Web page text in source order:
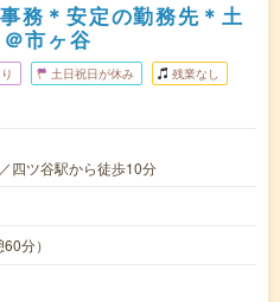
務＊安定の勤務先＊土
市ヶ谷
土日祝日が休み 残業なし
四ツ谷駅から徒歩10分
分）